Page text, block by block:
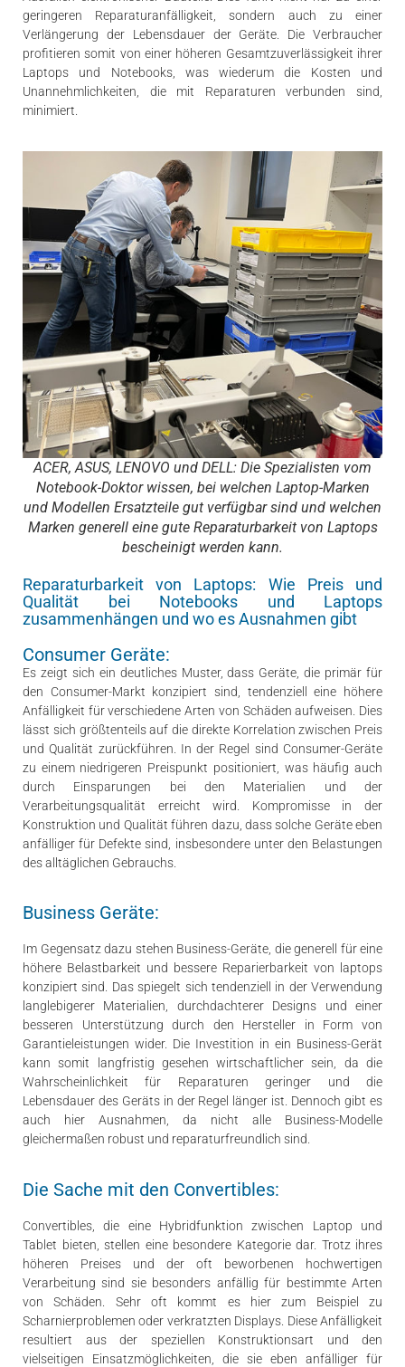
geringeren Reparaturanfälligkeit, sondern auch zu einer
Verlängerung der Lebensdauer der Geräte. Die Verbraucher
profitieren somit von einer höheren Gesamtzuverlässigkeit ihrer
Laptops und Notebooks, was wiederum die Kosten und
Unannehmlichkeiten, die mit Reparaturen verbunden sind,
minimiert.
ACER, ASUS, LENOVO und DELL: Die Spezialisten vom
Notebook-Doktor wissen, bei welchen Laptop-Marken
und Modellen Ersatzteile gut verfügbar sind und welchen
Marken generell eine gute Reparaturbarkeit von Laptops
bescheinigt werden kann.
Reparaturbarkeit von Laptops: Wie Preis und
Qualität bei Notebooks und Laptops
zusammenhängen und wo es Ausnahmen gibt
Consumer Geräte:
Es zeigt sich ein deutliches Muster, dass Geräte, die primär für
den Consumer-Markt konzipiert sind, tendenziell eine höhere
Anfälligkeit für verschiedene Arten von Schäden aufweisen. Dies
lässt sich größtenteils auf die direkte Korrelation zwischen Preis
und Qualität zurückführen. In der Regel sind Consumer-Geräte
zu einem niedrigeren Preispunkt positioniert, was häufig auch
durch Einsparungen bei den Materialien und der
Verarbeitungsqualität erreicht wird. Kompromisse in der
Konstruktion und Qualität führen dazu, dass solche Geräte eben
anfälliger für Defekte sind, insbesondere unter den Belastungen
des alltäglichen Gebrauchs.
Business Geräte:
Im Gegensatz dazu stehen Business-Geräte, die generell für eine
höhere Belastbarkeit und bessere Reparierbarkeit von laptops
konzipiert sind. Das spiegelt sich tendenziell in der Verwendung
langlebigerer Materialien, durchdachterer Designs und einer
besseren Unterstützung durch den Hersteller in Form von
Garantieleistungen wider. Die Investition in ein Business-Gerät
kann somit langfristig gesehen wirtschaftlicher sein, da die
Wahrscheinlichkeit für Reparaturen geringer und die
Lebensdauer des Geräts in der Regel länger ist. Dennoch gibt es
auch hier Ausnahmen, da nicht alle Business-Modelle
gleichermaßen robust und reparaturfreundlich sind.
Die Sache mit den Convertibles:
Convertibles, die eine Hybridfunktion zwischen Laptop und
Tablet bieten, stellen eine besondere Kategorie dar. Trotz ihres
höheren Preises und der oft beworbenen hochwertigen
Verarbeitung sind sie besonders anfällig für bestimmte Arten
von Schäden. Sehr oft kommt es hier zum Beispiel zu
Scharnierproblemen oder verkratzten Displays. Diese Anfälligkeit
resultiert aus der speziellen Konstruktionsart und den
vielseitigen Einsatzmöglichkeiten, die sie eben anfälliger für